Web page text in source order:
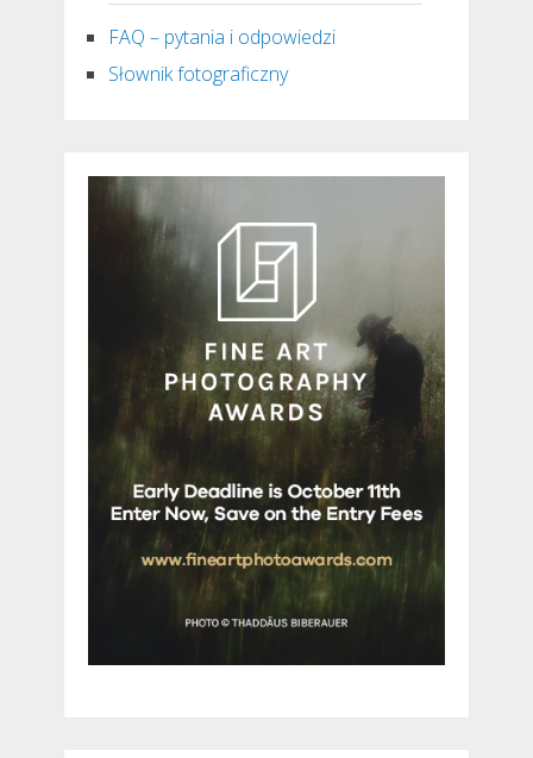
FAQ – pytania i odpowiedzi
Słownik fotograficzny